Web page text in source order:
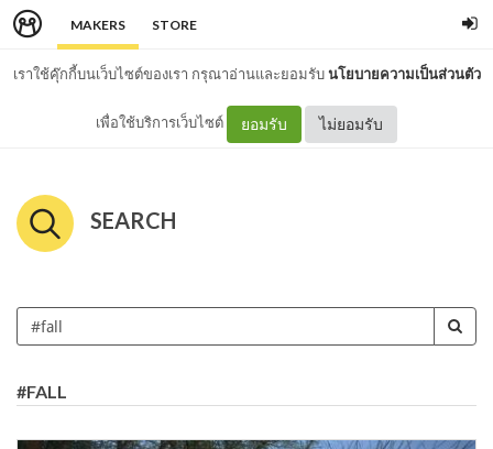
MAKERS STORE
เราใช้คุ๊กกี้บนเว็บไซต์ของเรา กรุณาอ่านและยอมรับนโยบายความเป็นส่วนตัว
เพื่อใช้บริการเว็บไซต์ ยอมรับ ไม่ยอมรับ
SEARCH
#FALL